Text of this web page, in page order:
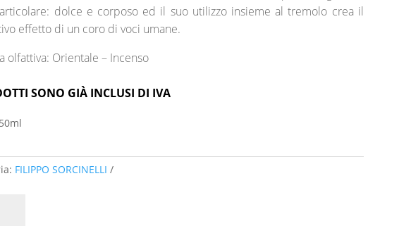
dolce e corposo ed il suo utilizzo insieme al tremolo crea il
effetto di un coro di voci umane.
olfattiva: Orientale – Incenso
SONO GIÀ INCLUSI DI IVA
50ml
FILIPPO SORCINELLI